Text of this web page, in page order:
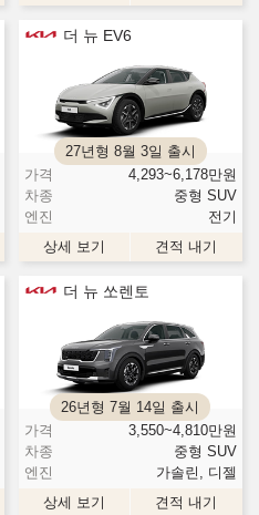
더 뉴 EV6
27년형 8월 3일 출시
가격
4,293~6,178만원
차종
중형 SUV
엔진
전기
상세 보기
견적 내기
더 뉴 쏘렌토
26년형 7월 14일 출시
가격
3,550~4,810만원
차종
중형 SUV
엔진
가솔린, 디젤
상세 보기
견적 내기